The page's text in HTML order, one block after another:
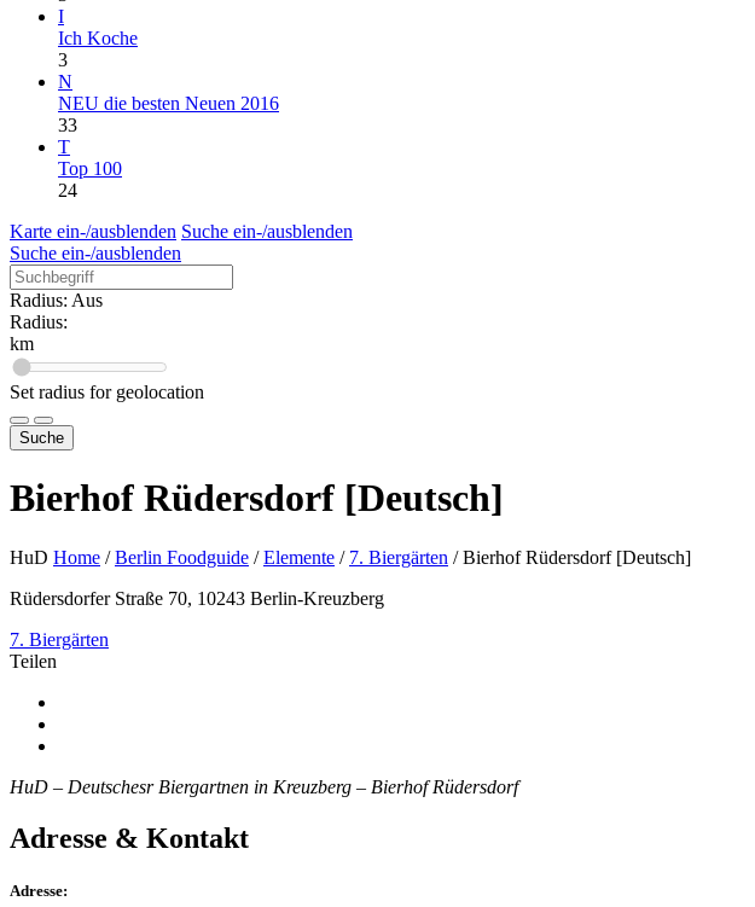
I
Ich Koche
3
N
NEU die besten Neuen 2016
33
T
Top 100
24
Karte ein-/ausblenden Suche ein-/ausblenden
Suche ein-/ausblenden
Radius: Aus
Radius:
km
Set radius for geolocation
Suche
Bierhof Rüdersdorf [Deutsch]
HuD Home / Berlin Foodguide / Elemente / 7. Biergärten / Bierhof Rüdersdorf [Deutsch]
Rüdersdorfer Straße 70, 10243 Berlin-Kreuzberg
7. Biergärten
Teilen
HuD – Deutschesr Biergartnen in Kreuzberg – Bierhof Rüdersdorf
Adresse & Kontakt
Adresse: